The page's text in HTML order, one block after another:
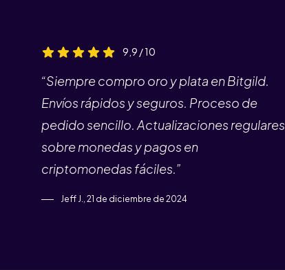
9,9 / 10
“Siempre compro oro y plata en Bitgild.
Envíos rápidos y seguros. Proceso de
pedido sencillo. Actualizaciones regulares
sobre monedas y pagos en
criptomonedas fáciles.”
Jeff J., 21 de diciembre de 2024